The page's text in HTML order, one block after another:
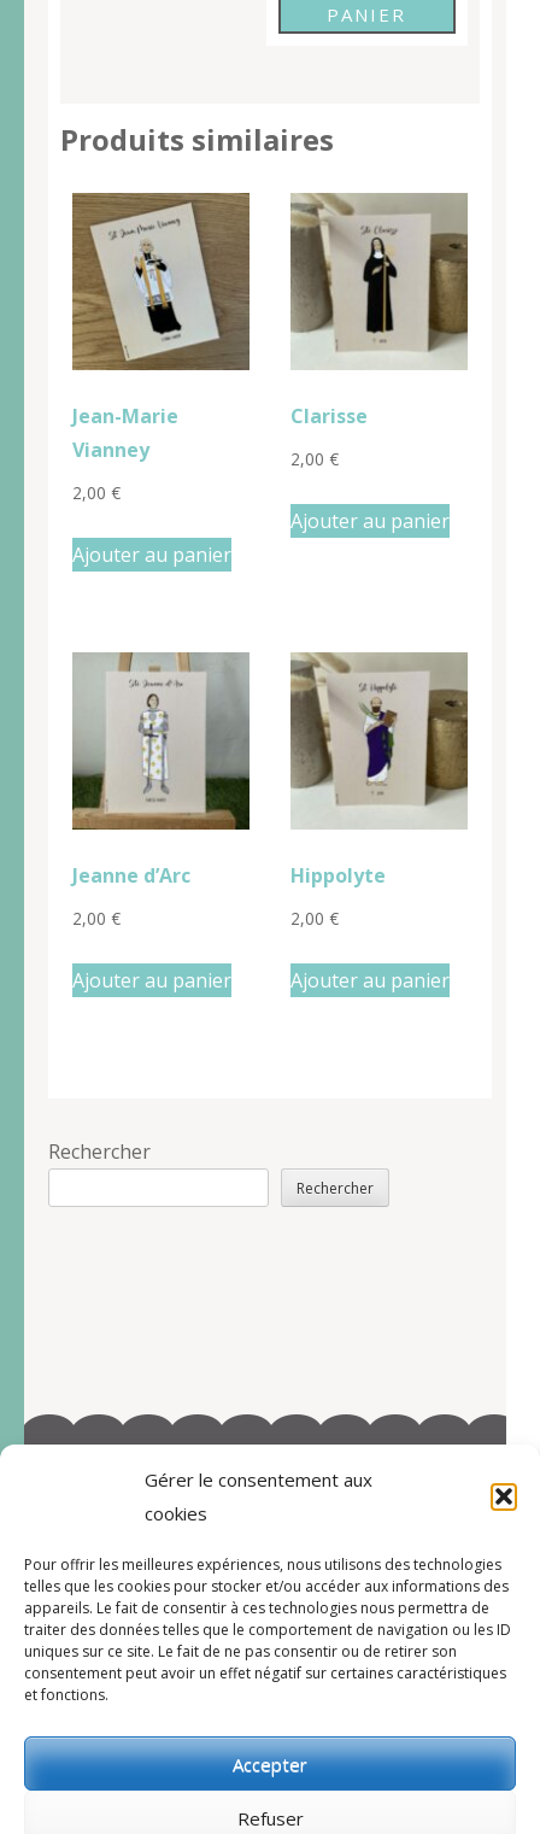
Gérer le consentement aux
cookies
Pour offrir les meilleures expériences, nous utilisons des technologies
telles que les cookies pour stocker et/ou accéder aux informations des
appareils. Le fait de consentir à ces technologies nous permettra de
traiter des données telles que le comportement de navigation ou les ID
uniques sur ce site. Le fait de ne pas consentir ou de retirer son
consentement peut avoir un effet négatif sur certaines caractéristiques
et fonctions.
Accepter
Refuser
PANIER
Produits similaires
Jean-Marie
Vianney
2,00 €
Ajouter au panier
Clarisse
2,00 €
Ajouter au panier
Jeanne d’Arc
2,00 €
Ajouter au panier
Hippolyte
2,00 €
Ajouter au panier
Rechercher
Rechercher
©2022-Tous droits réservés à Marie-Blandine Sallé
112719597996038/
CGV
l’atelier de MB.Bakes and Cakes |
Rara Theme